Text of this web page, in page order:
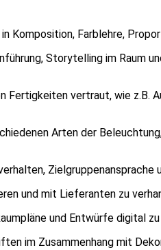
Komposition, Farblehre,
Storytelling im Raum
Fertigkeiten vertraut, wie z.B.
Arten der
und mit Lieferanten zu
und Entwürfe digital zu
im Zusammenhang mit